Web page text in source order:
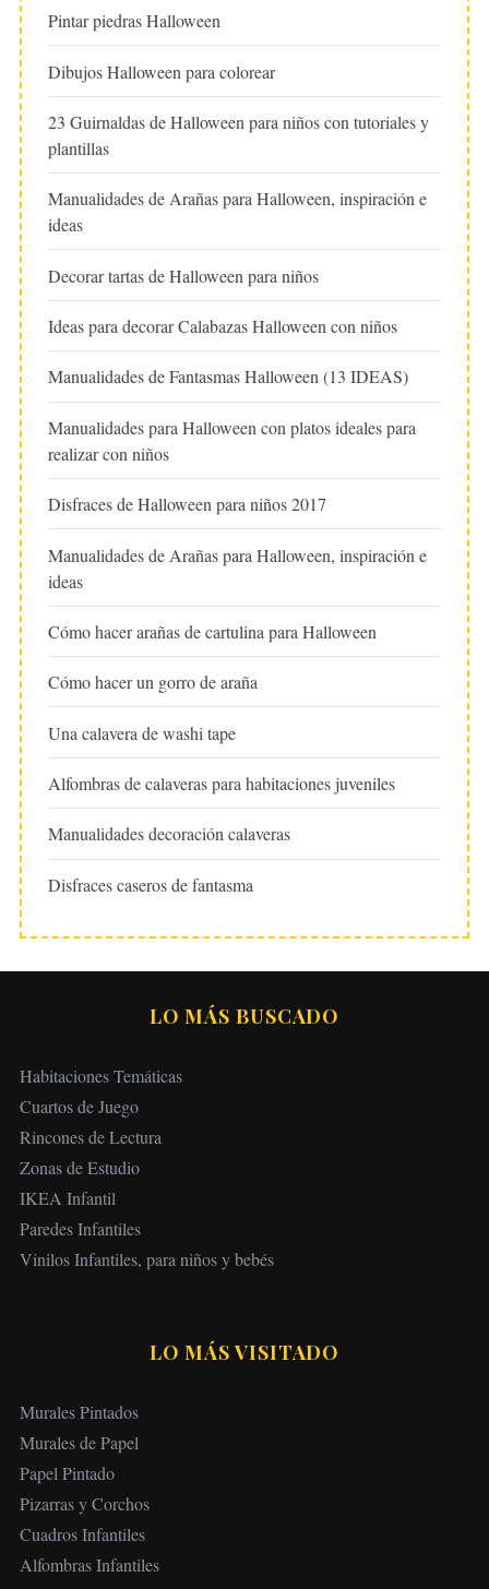
Pintar piedras Halloween
Dibujos Halloween para colorear
23 Guirnaldas de Halloween para niños con tutoriales y
plantillas
Manualidades de Arañas para Halloween, inspiración e
ideas
Decorar tartas de Halloween para niños
Ideas para decorar Calabazas Halloween con niños
Manualidades de Fantasmas Halloween (13 IDEAS)
Manualidades para Halloween con platos ideales para
realizar con niños
Disfraces de Halloween para niños 2017
Manualidades de Arañas para Halloween, inspiración e
ideas
Cómo hacer arañas de cartulina para Halloween
Cómo hacer un gorro de araña
Una calavera de washi tape
Alfombras de calaveras para habitaciones juveniles
Manualidades decoración calaveras
Disfraces caseros de fantasma
LO MÁS BUSCADO
Habitaciones Temáticas
Cuartos de Juego
Rincones de Lectura
Zonas de Estudio
IKEA Infantil
Paredes Infantiles
Vinilos Infantiles, para niños y bebés
LO MÁS VISITADO
Murales Pintados
Murales de Papel
Papel Pintado
Pizarras y Corchos
Cuadros Infantiles
Alfombras Infantiles